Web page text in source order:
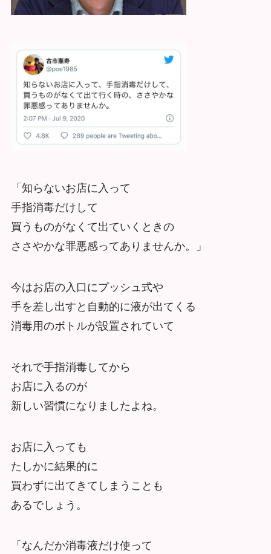
「知らないお店に入って
手指消毒だけして
買うものがなくて出ていくときの
ささやかな罪悪感ってありませんか。」
今はお店の入口にプッシュ式や
手を差し出すと自動的に液が出てくる
消毒用のボトルが設置されていて
それで手指消毒してから
お店に入るのが
新しい習慣になりましたよね。
お店に入っても
たしかに結果的に
買わずに出てきてしまうことも
あるでしょう。
「なんだか消毒液だけ使って